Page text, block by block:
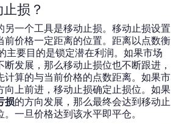
损？
另一个工具是移动止损。移动止损设置
前价格一定距离的位置。距离以点数衡
主要目的是锁定潜在利润。如果市场
断发展，那么移动止损位也不断跟进，
计算的与当前价格的点数距离。如果市
向上前进，移动止损确定止损位。如果
损的方向发展，那么最终会达到移动止
一旦价格达到该水平即平仓。